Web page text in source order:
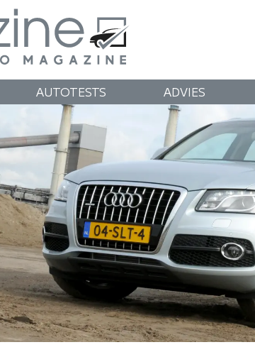
AUTOTESTS ADVIES